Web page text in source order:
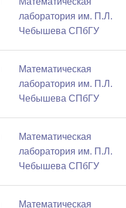
лаборатория им. П.Л.
Чебышева СПбГУ
Математичеcкая
лаборатория им. П.Л.
Чебышева СПбГУ
Математичеcкая
лаборатория им. П.Л.
Чебышева СПбГУ
Математичеcкая